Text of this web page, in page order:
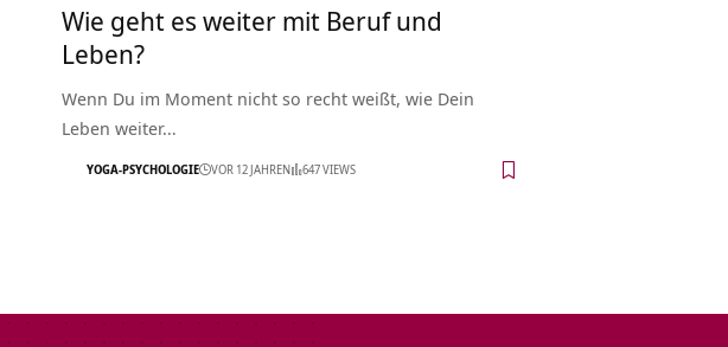
Wie geht es weiter mit Beruf und
Leben?
Wenn Du im Moment nicht so recht weißt, wie Dein
Leben weiter…
YOGA-PSYCHOLOGIE VOR 12 JAHREN 647 VIEWS